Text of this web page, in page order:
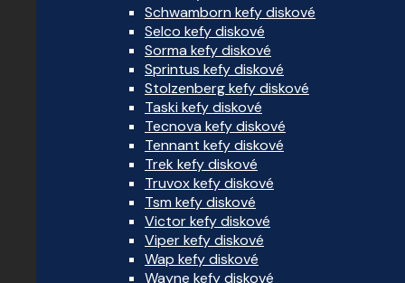
Schwamborn kefy diskové
Selco kefy diskové
Sorma kefy diskové
Sprintus kefy diskové
Stolzenberg kefy diskové
Taski kefy diskové
Tecnova kefy diskové
Tennant kefy diskové
Trek kefy diskové
Truvox kefy diskové
Tsm kefy diskové
Victor kefy diskové
Viper kefy diskové
Wap kefy diskové
Wayne kefy diskové